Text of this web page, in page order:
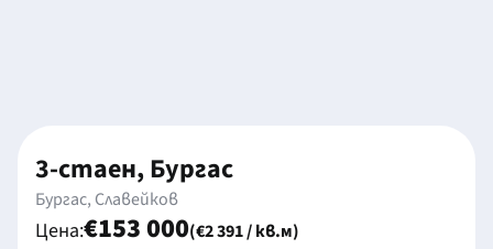
3-стаен, Бургас
Бургас, Славейков
Цена:€153 000(€2 391 / кв.м)